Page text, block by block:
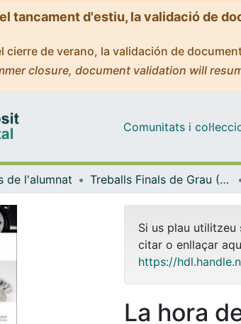
tancament d'estiu, la validació de
cierre de verano, la validación de
closure, document validation will
Comunitats i
de l'alumnat Treballs Finals de Grau (TFG) - Nutrició Humana i Dietètica
Si us plau
citar o enllaçar
https://
La hora